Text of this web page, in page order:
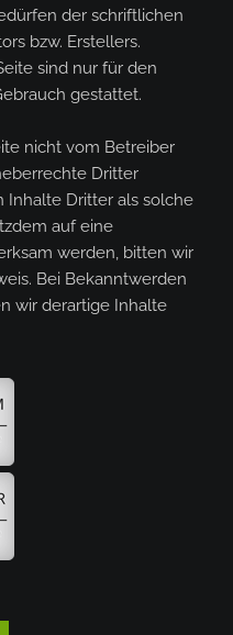
der schriftlichen
bzw. Erstellers.
sind nur für den
gestattet.
nicht vom Betreiber
Dritter
Inhalte Dritter als solche
auf eine
werden, bitten wir
Bei Bekanntwerden
wir derartige Inhalte